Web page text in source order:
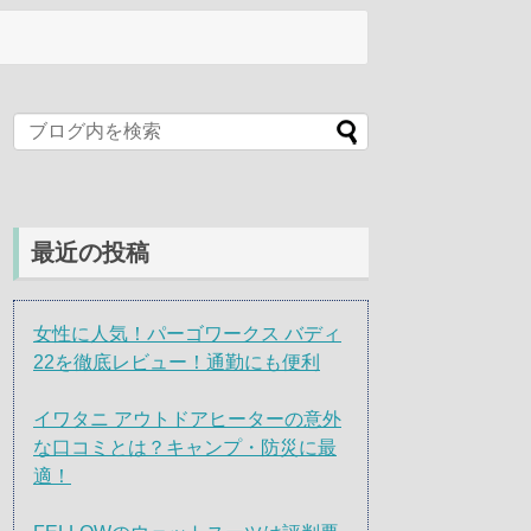
最近の投稿
女性に人気！パーゴワークス バディ
22を徹底レビュー！通勤にも便利
イワタニ アウトドアヒーターの意外
な口コミとは？キャンプ・防災に最
適！